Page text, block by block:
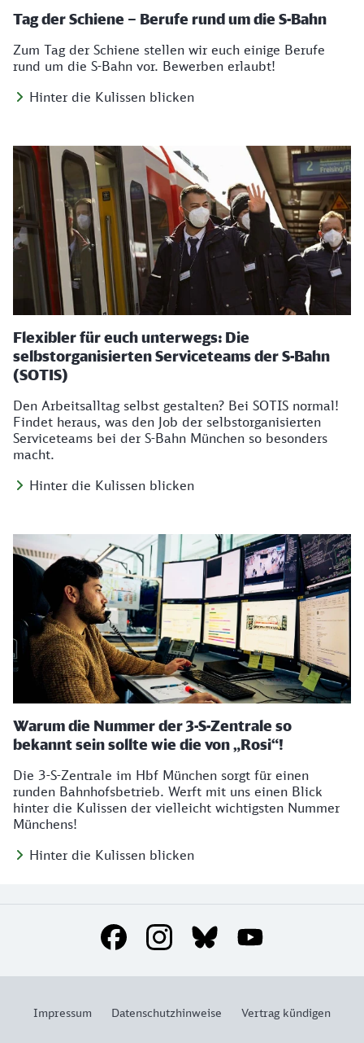
Tag der Schiene – Berufe rund um die S-Bahn
Zum Tag der Schiene stellen wir euch einige Berufe
rund um die S-Bahn vor. Bewerben erlaubt!
Hinter die Kulissen blicken
Flexibler für euch unterwegs: Die
selbstorganisierten Serviceteams der S-Bahn
(SOTIS)
Den Arbeitsalltag selbst gestalten? Bei SOTIS normal!
Findet heraus, was den Job der selbstorganisierten
Serviceteams bei der S-Bahn München so besonders
macht.
Hinter die Kulissen blicken
Warum die Nummer der 3-S-Zentrale so
bekannt sein sollte wie die von „Rosi“!
Die 3-S-Zentrale im Hbf München sorgt für einen
runden Bahnhofsbetrieb. Werft mit uns einen Blick
hinter die Kulissen der vielleicht wichtigsten Nummer
Münchens!
Hinter die Kulissen blicken
Social Media Links
Impressum Datenschutzhinweise Vertrag kündigen